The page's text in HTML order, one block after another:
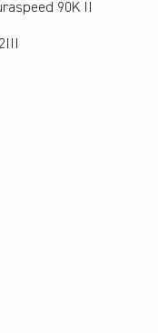
90K II